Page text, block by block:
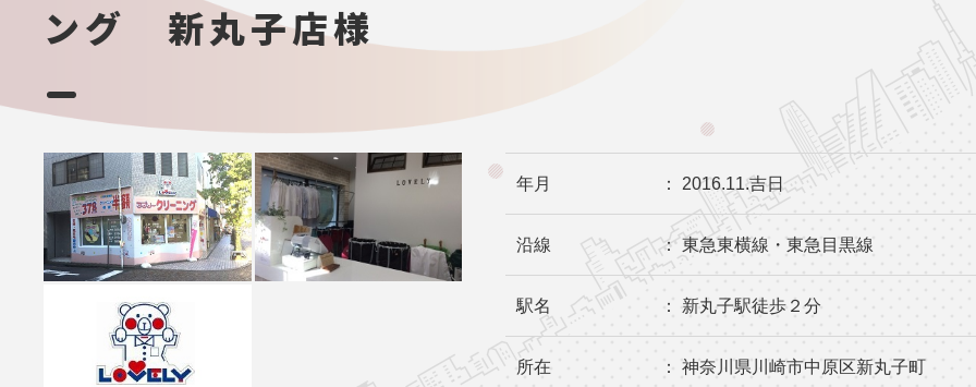
ング 新丸子店様
年月 ： 2016.11.吉日
沿線 ： 東急東横線・東急目黒線
駅名 ： 新丸子駅徒歩２分
所在 ： 神奈川県川崎市中原区新丸子町